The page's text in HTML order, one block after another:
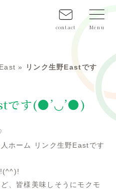
contact
»
リンク生野Eastです
です(●’◡’●)
ホーム リンク生野Eastです
、皆様美味しそうにモクモ